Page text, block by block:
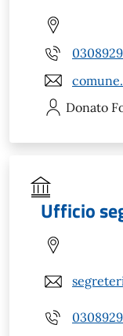
Donato
Ufficio